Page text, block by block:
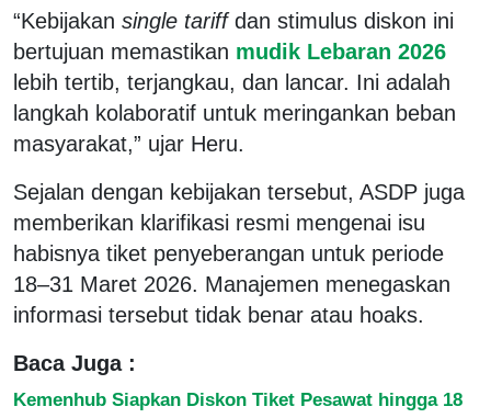
“Kebijakan single tariffdan stimulus diskon ini
bertujuan memastikan mudik Lebaran 2026
lebih tertib, terjangkau, dan lancar. Ini adalah
langkah kolaboratif untuk meringankan beban
masyarakat,” ujar Heru.
Sejalan dengan kebijakan tersebut, ASDP juga
memberikan klarifikasi resmi mengenai isu
habisnya tiket penyeberangan untuk periode
18–31 Maret 2026. Manajemen menegaskan
informasi tersebut tidak benar atau hoaks.
Baca Juga :
Kemenhub Siapkan Diskon Tiket Pesawat hingga 18